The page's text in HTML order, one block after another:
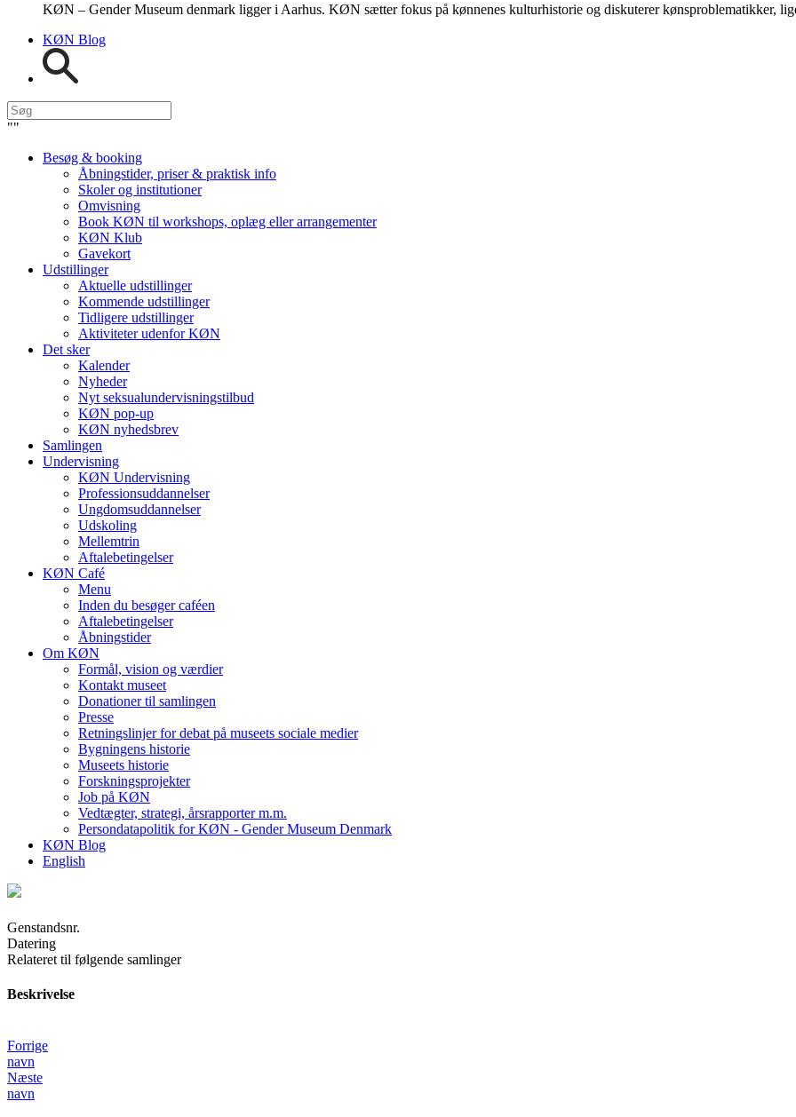
KØN – Gender Museum denmark ligger i Aarhus. KØN sætter fokus på kønnenes kulturhistorie og diskuterer kønsproblematikker,
KØN Blog
""
Besøg & booking
Åbningstider, priser & praktisk info
Skoler og institutioner
Omvisning
Book KØN til workshops, oplæg eller arrangementer
KØN Klub
Gavekort
Udstillinger
Aktuelle udstillinger
Kommende udstillinger
Tidligere udstillinger
Aktiviteter udenfor KØN
Det sker
Kalender
Nyheder
Nyt seksualundervisningstilbud
KØN pop-up
KØN nyhedsbrev
Samlingen
Undervisning
KØN Undervisning
Professionsuddannelser
Ungdomsuddannelser
Udskoling
Mellemtrin
Aftalebetingelser
KØN Café
Menu
Inden du besøger caféen
Aftalebetingelser
Åbningstider
Om KØN
Formål, vision og værdier
Kontakt museet
Donationer til samlingen
Presse
Retningslinjer for debat på museets sociale medier
Bygningens historie
Museets historie
Forskningsprojekter
Job på KØN
Vedtægter, strategi, årsrapporter m.m.
Persondatapolitik for KØN - Gender Museum Denmark
KØN Blog
English
Genstandsnr.
Datering
Relateret til følgende samlinger
Beskrivelse
Forrige
navn
Næste
navn